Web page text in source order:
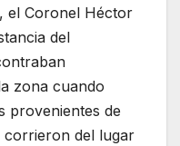
el Coronel Héctor
del
zona cuando
provenientes de
del lugar